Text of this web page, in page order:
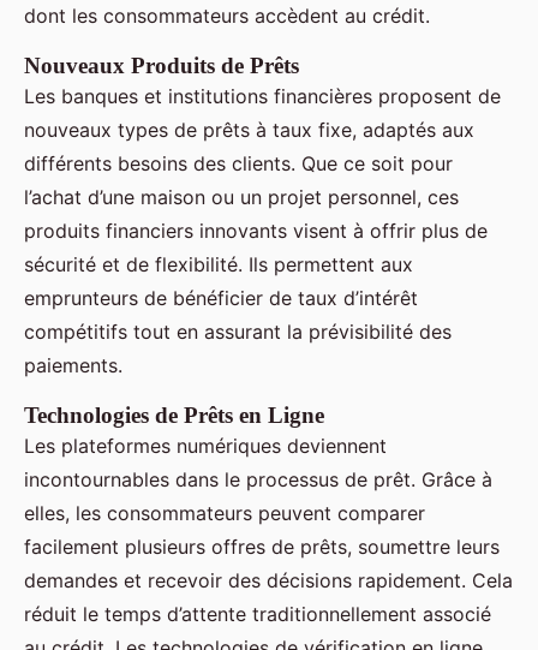
dont les consommateurs accèdent au crédit.
Nouveaux Produits de Prêts
Les banques et institutions financières proposent de
nouveaux types de prêts à taux fixe, adaptés aux
différents besoins des clients. Que ce soit pour
l’achat d’une maison ou un projet personnel, ces
produits financiers innovants visent à offrir plus de
sécurité et de flexibilité. Ils permettent aux
emprunteurs de bénéficier de taux d’intérêt
compétitifs tout en assurant la prévisibilité des
paiements.
Technologies de Prêts en Ligne
Les plateformes numériques deviennent
incontournables dans le processus de prêt. Grâce à
elles, les consommateurs peuvent comparer
facilement plusieurs offres de prêts, soumettre leurs
demandes et recevoir des décisions rapidement. Cela
réduit le temps d’attente traditionnellement associé